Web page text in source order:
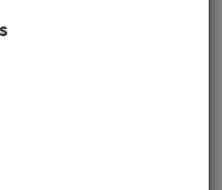
Надставные